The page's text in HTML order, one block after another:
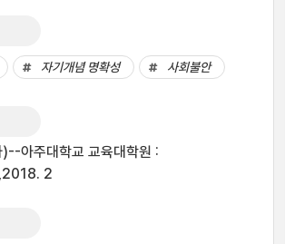
자기개념 명확성 사회불안
아주대학교 교육대학원 :
2